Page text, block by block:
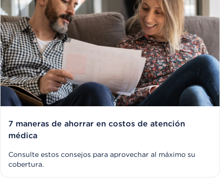
7 maneras de ahorrar en costos de atención
médica
Consulte estos consejos para aprovechar al máximo su
cobertura.